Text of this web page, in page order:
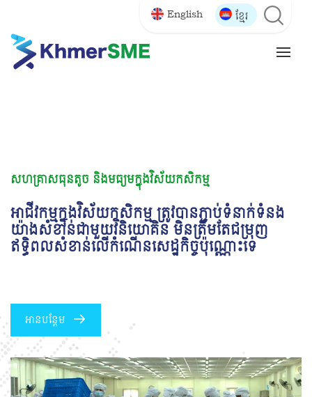
English ខ្មែរ
សហគ្រាសធុនតូច និងមធ្យមក្នុងវិស័យឧស្សាហកម្ម
សហគ្រាសធុនមីក្រូ តូច និងមធ្យម តែងត្រូវបានចាត់
ទុកថាក្បាលជាម៉ាស៊ីនមួយដើម្បីអភិវឌ្ឍន៍សេដ្ឋកិច្ច